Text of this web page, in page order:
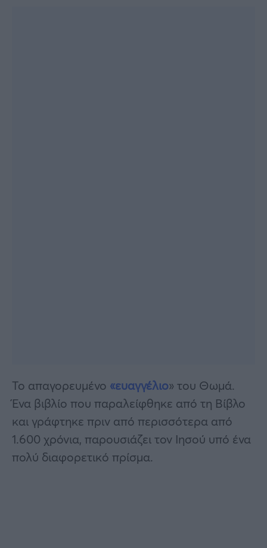
Το απαγορευμένο «ευαγγέλιο» του Θωμά.
Ένα βιβλίο που παραλείφθηκε από τη Βίβλο
και γράφτηκε πριν από περισσότερα από
1.600 χρόνια, παρουσιάζει τον Ιησού υπό ένα
πολύ διαφορετικό πρίσμα.